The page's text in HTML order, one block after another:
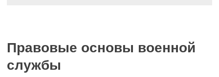
Правовые основы военной
службы